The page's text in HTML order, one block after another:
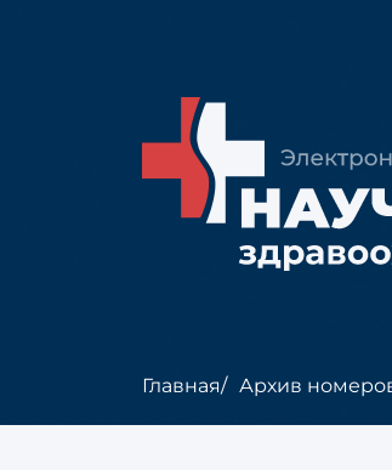
Главная Архив